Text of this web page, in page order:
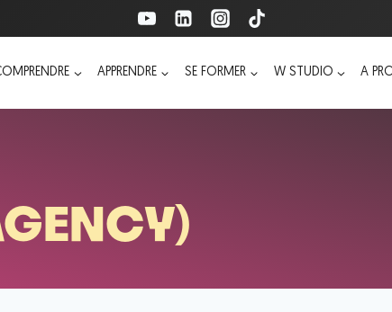
APPRENDRE SE FORMER W STUDIO A